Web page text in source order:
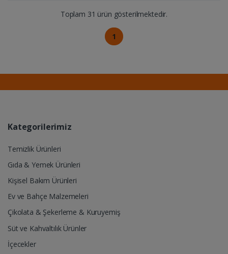
Toplam 31 ürün gösterilmektedir.
1
Kategorilerimiz
Temizlik Ürünleri
Gıda & Yemek Ürünleri
Kişisel Bakım Ürünleri
Ev ve Bahçe Malzemeleri
Çikolata & Şekerleme & Kuruyemiş
Süt ve Kahvaltılık Ürünler
İçecekler